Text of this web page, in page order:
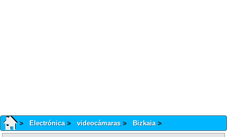
Electrónica videocámaras Bizkaia